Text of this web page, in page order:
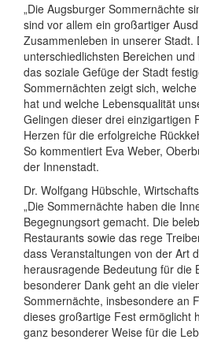
„Die Augsburger Sommernächte
sind vor allem ein großartiger
Zusammenleben in unserer
unterschiedlichsten Bereichen
das soziale Gefüge der Stadt
Sommernächten zeigt sich,
hat und welche Lebensqualität
Gelingen dieser drei einzigartigen
Herzen für die erfolgreiche
So kommentiert Eva Weber,
der Innenstadt.
Dr. Wolfgang Hübschle,
„Die Sommernächte haben die
Begegnungsort gemacht. Die
Restaurants sowie das rege
dass Veranstaltungen von der Art
herausragende Bedeutung für die
besonderer Dank geht an die
Sommernächte, insbesondere an
dieses großartige Fest ermöglicht
ganz besonderer Weise für die